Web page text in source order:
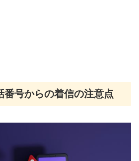
番号からの着信の注意点